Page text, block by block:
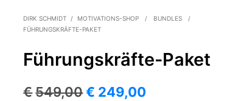
DIRK SCHMIDT / MOTIVATIONS-SHOP / BUNDLES
/
FÜHRUNGSKRÄFTE-PAKET
Führungskräfte-Paket
€549,00Ursprünglicher
€ 249,00